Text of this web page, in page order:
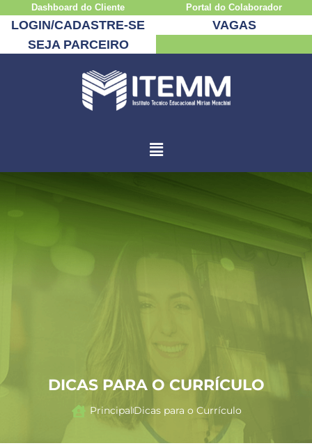
Dashboard do Cliente Portal do Colaborador
LOGIN/CADASTRE-SE
VAGAS
SEJA PARCEIRO
DICAS PARA O CURRÍCULO
PrincipalDicas para o Currículo